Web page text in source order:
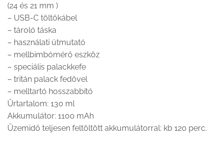
(24 és 21 mm )
– USB-C töltőkábel
– tároló táska
– használati útmutató
– mellbimbómérő eszköz
– speciális palackkefe
– tritán palack fedővel
– melltartó hosszabbító
Ûrtartalom: 130 ml
Akkumulátor: 1100 mAh
Üzemidő teljesen feltöltött akkumulátorral: kb 120 perc.